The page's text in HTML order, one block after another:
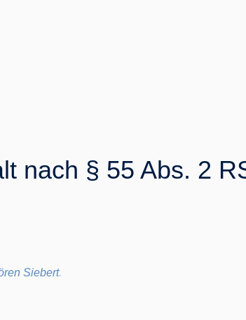
nach § 55 Abs. 2
Siebert.